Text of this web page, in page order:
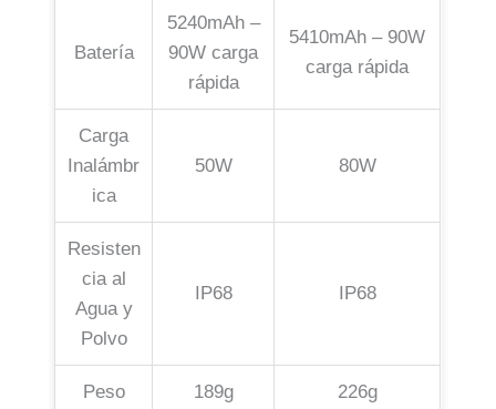
Batería
5240mAh –
90W carga
rápida
5410mAh – 90W
carga rápida
Carga
Inalámbr
ica
50W 80W
Resisten
cia al
Agua y
Polvo
IP68 IP68
Peso 189g 226g